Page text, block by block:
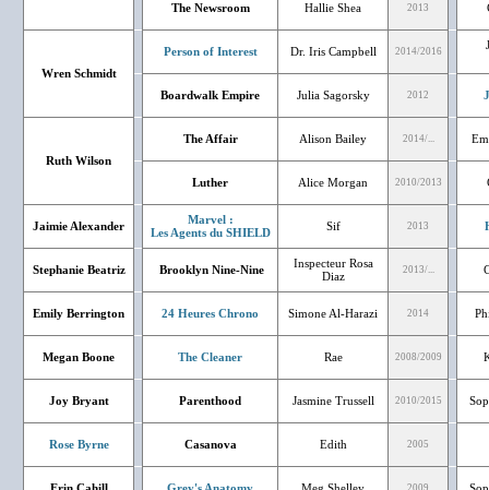
The Newsroom Hallie Shea 2013
Wren Schmidt
Person of Interest Dr. Iris Campbell 2014/2016
Boardwalk Empire Julia Sagorsky 2012
Ruth Wilson
The Affair Alison Bailey 2014/...
Luther Alice Morgan 2010/2013
Jaimie Alexander
Marvel :
Les Agents du SHIELD
Sif 2013
Stephanie Beatriz Brooklyn Nine-Nine
Inspecteur Rosa
Diaz
2013/...
Emily Berrington 24 Heures Chrono Simone Al-Harazi 2014
Megan Boone The Cleaner Rae 2008/2009
Joy Bryant Parenthood Jasmine Trussell 2010/2015
Rose Byrne Casanova Edith 2005
2009